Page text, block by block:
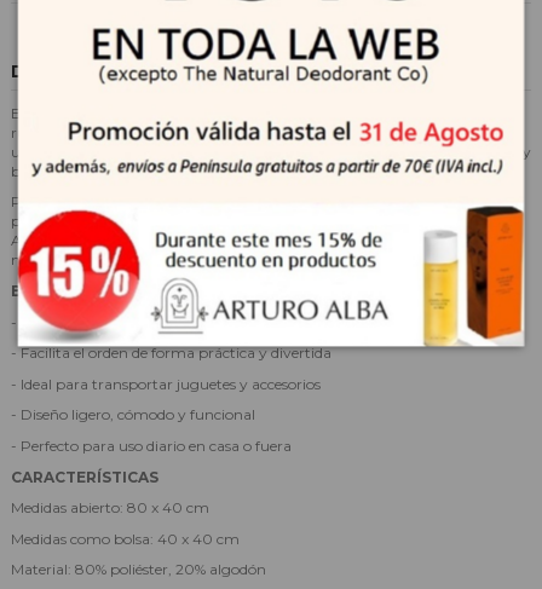
Descripción
El Organizador Pared + Bolsa Toto Unicorn de Play&Go® convierte la
rutina de recoger en un momento divertido y práctico. Este encantador
unicornio es una solución 2 en 1 que funciona como organizador colgante y
bolsa de transporte.
Perfecto para mantener el orden en el dormitorio, baño o zona de juegos,
permite guardar juguetes, pijamas o accesorios de forma cómoda.
Además, se transforma fácilmente en una tote bag para llevar todo lo
necesario fuera de casa.
BENEFICIOS
- 2 en 1: organizador colgante y bolsa de transporte
- Facilita el orden de forma práctica y divertida
- Ideal para transportar juguetes y accesorios
- Diseño ligero, cómodo y funcional
- Perfecto para uso diario en casa o fuera
CARACTERÍSTICAS
Medidas abierto: 80 x 40 cm
Medidas como bolsa: 40 x 40 cm
Material: 80% poliéster, 20% algodón